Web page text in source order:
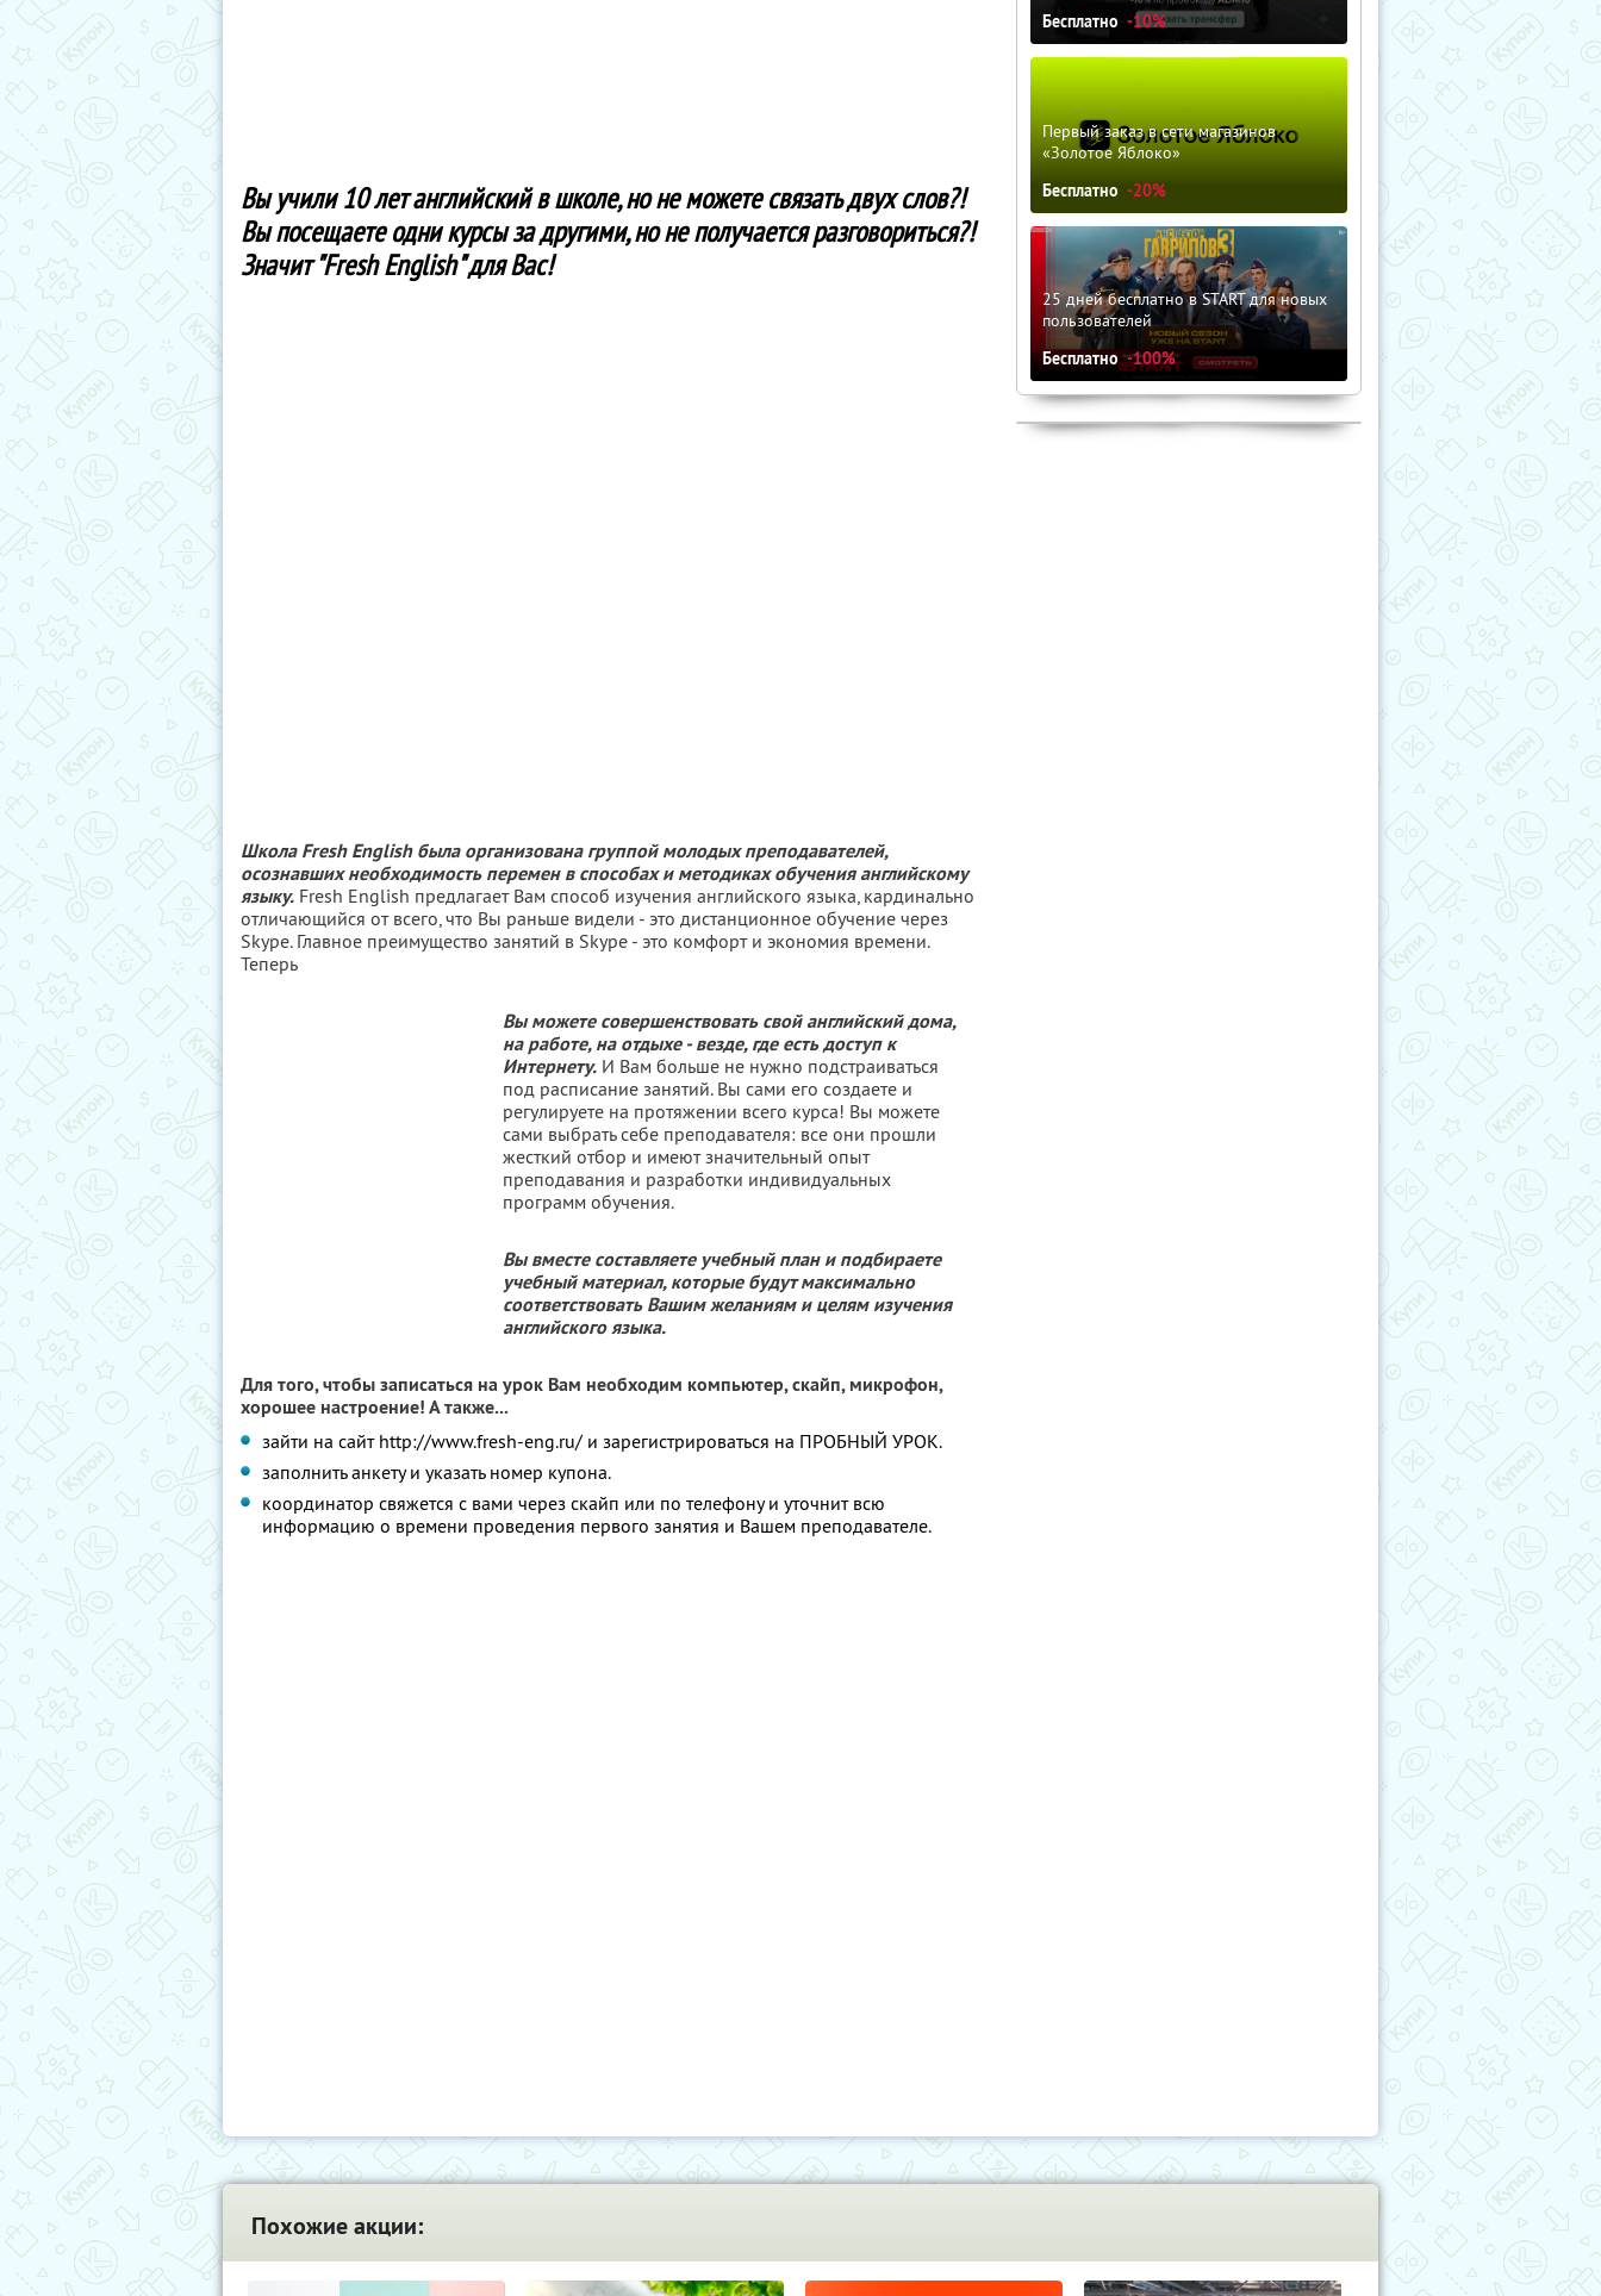
Вы учили 10 лет английский в школе, но не можете связать двух слов?!
Вы посещаете одни курсы за другими, но не получается разговориться?!
Значит "Fresh English" для Вас!
Школа Fresh English была организована группой молодых преподавателей,
осознавших необходимость перемен в способах и методиках обучения английскому
языку. Fresh English предлагает Вам способ изучения английского языка, кардинально
отличающийся от всего, что Вы раньше видели - это дистанционное обучение через
Skype. Главное преимущество занятий в Skype - это комфорт и экономия времени.
Теперь
Вы можете совершенствовать свой английский дома,
на работе, на отдыхе - везде, где есть доступ к
Интернету. И Вам больше не нужно подстраиваться
под расписание занятий. Вы сами его создаете и
регулируете на протяжении всего курса! Вы можете
сами выбрать себе преподавателя: все они прошли
жесткий отбор и имеют значительный опыт
преподавания и разработки индивидуальных
программ обучения.
Вы вместе составляете учебный план и подбираете
учебный материал, которые будут максимально
соответствовать Вашим желаниям и целям изучения
английского языка.
Для того, чтобы записаться на урок Вам необходим компьютер, скайп, микрофон,
хорошее настроение! А также...
зайти на сайт http://www.fresh-eng.ru/ и зарегистрироваться на ПРОБНЫЙ УРОК.
заполнить анкету и указать номер купона.
координатор свяжется с вами через скайп или по телефону и уточнит всю
информацию о времени проведения первого занятия и Вашем преподавателе.
Бесплатно -10%
Первый заказ в сети магазинов
«Золотое Яблоко»
Бесплатно -20%
25 дней бесплатно в START для новых
пользователей
Бесплатно -100%
Похожие акции: